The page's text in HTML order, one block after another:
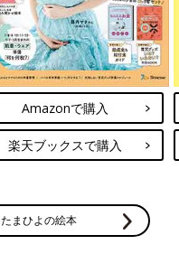
Amazonで購入
楽天ブックスで購入
たまひよの絵本